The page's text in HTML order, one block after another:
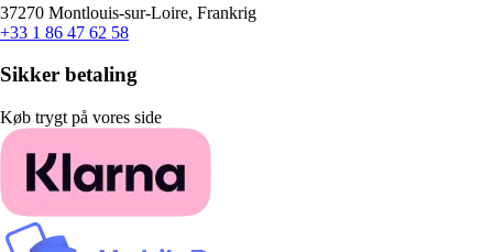
37270 Montlouis-sur-Loire, Frankrig
+33 1 86 47 62 58
Sikker betaling
Køb trygt på vores side